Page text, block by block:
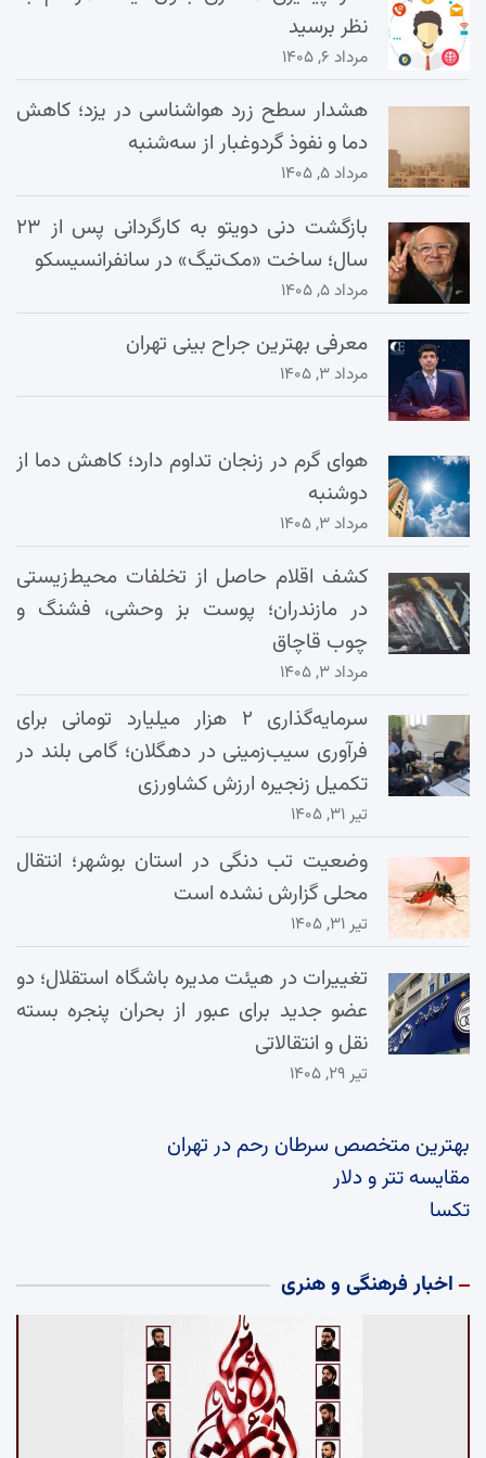
نظر برسید
مرداد ۶, ۱۴۰۵
هشدار سطح زرد هواشناسی در یزد؛ کاهش
دما و نفوذ گردوغبار از سه‌شنبه
مرداد ۵, ۱۴۰۵
بازگشت دنی دویتو به کارگردانی پس از ۲۳
سال؛ ساخت «مک‌تیگ» در سانفرانسیسکو
مرداد ۵, ۱۴۰۵
معرفی بهترین جراح بینی تهران
مرداد ۳, ۱۴۰۵
هوای گرم در زنجان تداوم دارد؛ کاهش دما از
دوشنبه
مرداد ۳, ۱۴۰۵
کشف اقلام حاصل از تخلفات محیط‌زیستی
در مازندران؛ پوست بز وحشی، فشنگ و
چوب قاچاق
مرداد ۳, ۱۴۰۵
سرمایه‌گذاری ۲ هزار میلیارد تومانی برای
فرآوری سیب‌زمینی در دهگلان؛ گامی بلند در
تکمیل زنجیره ارزش کشاورزی
تیر ۳۱, ۱۴۰۵
وضعیت تب دنگی در استان بوشهر؛ انتقال
محلی گزارش نشده است
تیر ۳۱, ۱۴۰۵
تغییرات در هیئت مدیره باشگاه استقلال؛ دو
عضو جدید برای عبور از بحران پنجره بسته
نقل و انتقالاتی
تیر ۲۹, ۱۴۰۵
بهترین متخصص سرطان رحم در تهران
مقایسه تتر و دلار
تکسا
اخبار فرهنگی و هنری